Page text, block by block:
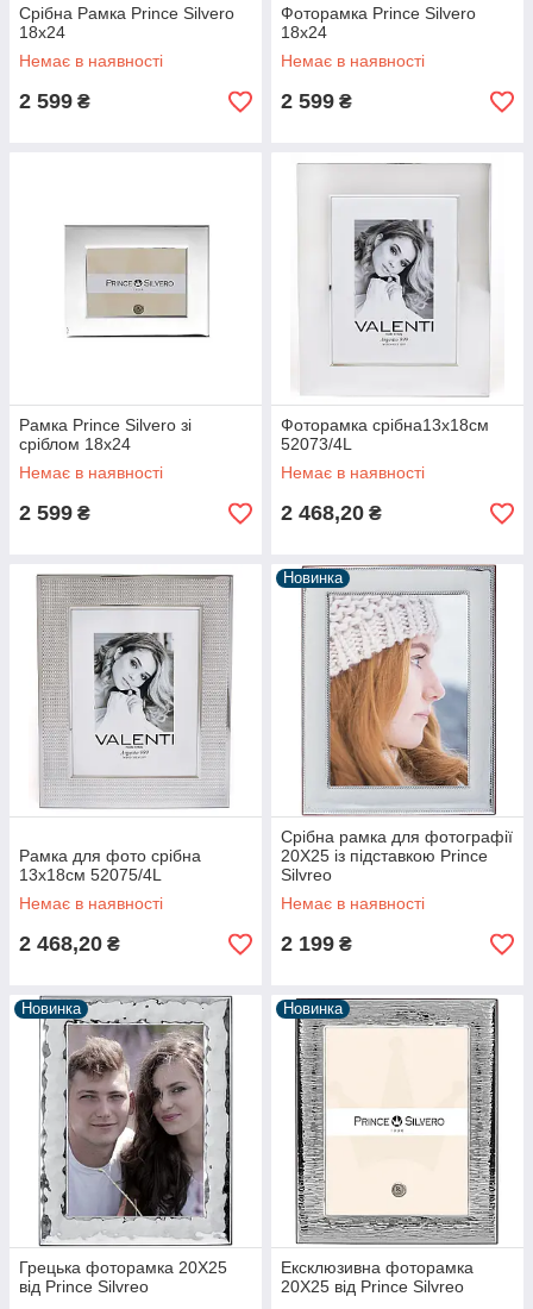
Срібна Рамка Prince Silvero
18x24
Немає в наявності
2 599 ₴
Фоторамка Prince Silvero
18x24
Немає в наявності
2 599 ₴
Рамка Prince Silvero зі
сріблом 18x24
Немає в наявності
2 599 ₴
Фоторамка срібна13x18см
52073/4L
Немає в наявності
2 468,20 ₴
Рамка для фото срібна
13x18см 52075/4L
Немає в наявності
2 468,20 ₴
Новинка
Срібна рамка для фотографії
20Χ25 із підставкою Prince
Silvreo
Немає в наявності
2 199 ₴
Новинка
Грецька фоторамка 20Χ25
від Prince Silvreo
Новинка
Ексклюзивна фоторамка
20Χ25 від Prince Silvreo